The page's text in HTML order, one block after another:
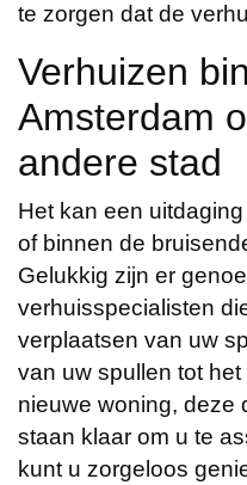
te zorgen dat de
Verhuizen
Amsterdam
andere stad
Het kan een
of binnen de
Gelukkig zijn er
verhuisspecialisten
verplaatsen van uw
van uw spullen tot
nieuwe woning, deze
staan klaar om u te
kunt u zorgeloos